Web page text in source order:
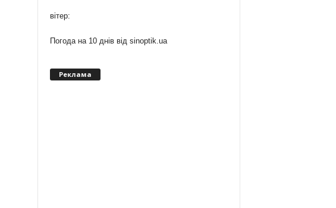
вітер:
Погода на 10 днів від sinoptik.ua
Реклама